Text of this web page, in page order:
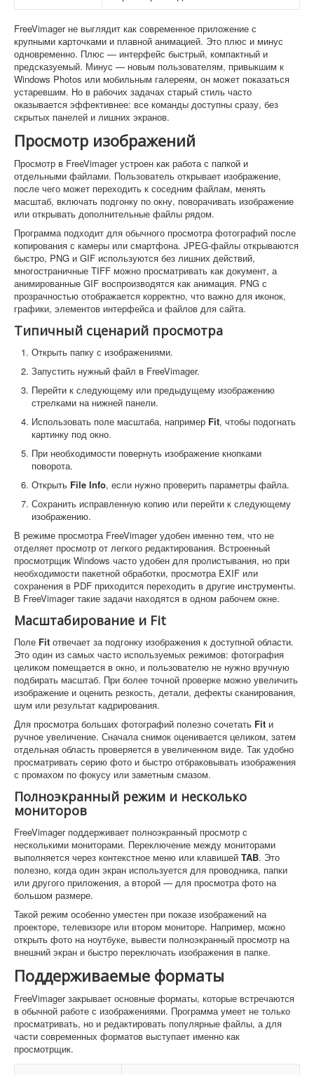
FreeVimager не выглядит как современное приложение с
крупными карточками и плавной анимацией. Это плюс и минус
одновременно. Плюс — интерфейс быстрый, компактный и
предсказуемый. Минус — новым пользователям, привыкшим к
Windows Photos или мобильным галереям, он может показаться
устаревшим. Но в рабочих задачах старый стиль часто
оказывается эффективнее: все команды доступны сразу, без
скрытых панелей и лишних экранов.
Просмотр изображений
Просмотр в FreeVimager устроен как работа с папкой и
отдельными файлами. Пользователь открывает изображение,
после чего может переходить к соседним файлам, менять
масштаб, включать подгонку по окну, поворачивать изображение
или открывать дополнительные файлы рядом.
Программа подходит для обычного просмотра фотографий после
копирования с камеры или смартфона. JPEG-файлы открываются
быстро, PNG и GIF используются без лишних действий,
многостраничные TIFF можно просматривать как документ, а
анимированные GIF воспроизводятся как анимация. PNG с
прозрачностью отображается корректно, что важно для иконок,
графики, элементов интерфейса и файлов для сайта.
Типичный сценарий просмотра
Открыть папку с изображениями.
Запустить нужный файл в FreeVimager.
Перейти к следующему или предыдущему изображению
стрелками на нижней панели.
Использовать поле масштаба, например Fit, чтобы подогнать
картинку под окно.
При необходимости повернуть изображение кнопками
поворота.
Открыть File Info, если нужно проверить параметры файла.
Сохранить исправленную копию или перейти к следующему
изображению.
В режиме просмотра FreeVimager удобен именно тем, что не
отделяет просмотр от легкого редактирования. Встроенный
просмотрщик Windows часто удобен для пролистывания, но при
необходимости пакетной обработки, просмотра EXIF или
сохранения в PDF приходится переходить в другие инструменты.
В FreeVimager такие задачи находятся в одном рабочем окне.
Масштабирование и Fit
Поле Fit отвечает за подгонку изображения к доступной области.
Это один из самых часто используемых режимов: фотография
целиком помещается в окно, и пользователю не нужно вручную
подбирать масштаб. При более точной проверке можно увеличить
изображение и оценить резкость, детали, дефекты сканирования,
шум или результат кадрирования.
Для просмотра больших фотографий полезно сочетать Fit и
ручное увеличение. Сначала снимок оценивается целиком, затем
отдельная область проверяется в увеличенном виде. Так удобно
просматривать серию фото и быстро отбраковывать изображения
с промахом по фокусу или заметным смазом.
Полноэкранный режим и несколько
мониторов
FreeVimager поддерживает полноэкранный просмотр с
несколькими мониторами. Переключение между мониторами
выполняется через контекстное меню или клавишей TAB. Это
полезно, когда один экран используется для проводника, папки
или другого приложения, а второй — для просмотра фото на
большом размере.
Такой режим особенно уместен при показе изображений на
проекторе, телевизоре или втором мониторе. Например, можно
открыть фото на ноутбуке, вывести полноэкранный просмотр на
внешний экран и быстро переключать изображения в папке.
Поддерживаемые форматы
FreeVimager закрывает основные форматы, которые встречаются
в обычной работе с изображениями. Программа умеет не только
просматривать, но и редактировать популярные файлы, а для
части современных форматов выступает именно как
просмотрщик.